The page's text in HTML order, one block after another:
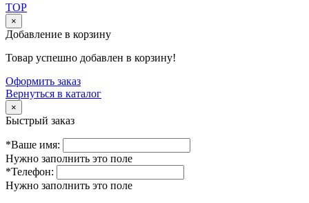
TOP
×
Добавление в корзину
Товар успешно добавлен в корзину!
Оформить заказ
Вернуться в каталог
×
Быстрый заказ
*Ваше имя:
Нужно заполнить это поле
*Телефон:
Нужно заполнить это поле